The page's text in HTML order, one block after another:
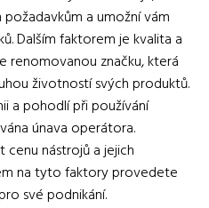
a umožní vám
Dalším faktorem je kvalita a
renomovanou značku, která
životností svých produktů.
a pohodlí při používání
únava operátora.
nástrojů a jejich
na tyto faktory provedete
své podnikání.